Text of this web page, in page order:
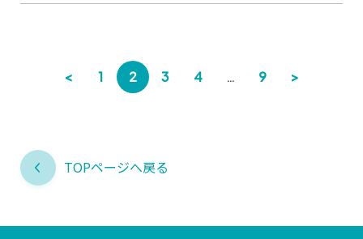
< 1 2 3 4 … 9 >
TOPページへ戻る